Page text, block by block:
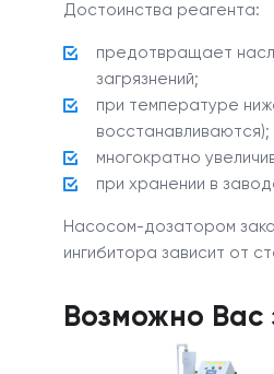
Достоинства реагента:
предотвращает
загрязнений;
при температуре
восстанавливаются);
многократно
при хранении в
Насосом-дозатором
ингибитора зависит от
Возможно Вас